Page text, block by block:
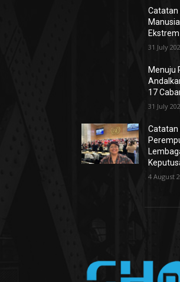
Ekstrem
31 July
Menuju
17
31 July
Catatan
4 August